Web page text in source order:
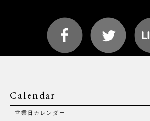
Calendar
営業日カレンダー